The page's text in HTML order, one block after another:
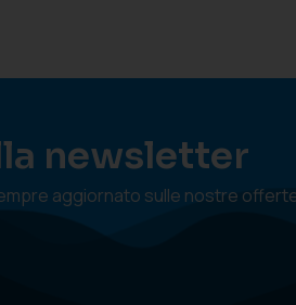
newsletter
aggiornato sulle nostre